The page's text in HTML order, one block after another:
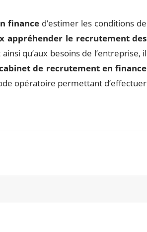
financed’estimer les conditions de
appréhender le recrutement des
qu’aux besoins de l’entreprise, il
de recrutement en finance
opératoire permettant d’effectuer